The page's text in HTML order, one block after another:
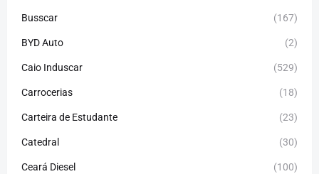
Busscar (167)
BYD Auto (2)
Caio Induscar (529)
Carrocerias (18)
Carteira de Estudante (23)
Catedral (30)
Ceará Diesel (100)